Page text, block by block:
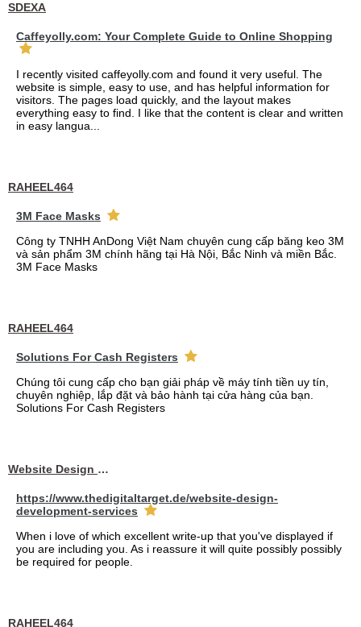
SDEXA
Caffeyolly.com: Your Complete Guide to Online Shopping
I recently visited caffeyolly.com and found it very useful. The
website is simple, easy to use, and has helpful information for
visitors. The pages load quickly, and the layout makes
everything easy to find. I like that the content is clear and written
in easy langua...
RAHEEL464
3M Face Masks
Công ty TNHH AnDong Việt Nam chuyên cung cấp băng keo 3M
và sản phẩm 3M chính hãng tại Hà Nội, Bắc Ninh và miền Bắc.
3M Face Masks
RAHEEL464
Solutions For Cash Registers
Chúng tôi cung cấp cho bạn giải pháp về máy tính tiền uy tín,
chuyên nghiệp, lắp đặt và bảo hành tại cửa hàng của bạn.
Solutions For Cash Registers
Website Design Services berin
https://www.thedigitaltarget.de/website-design-
development-services
When i love of which excellent write-up that you've displayed if
you are including you. As i reassure it will quite possibly possibly
be required for people.
RAHEEL464